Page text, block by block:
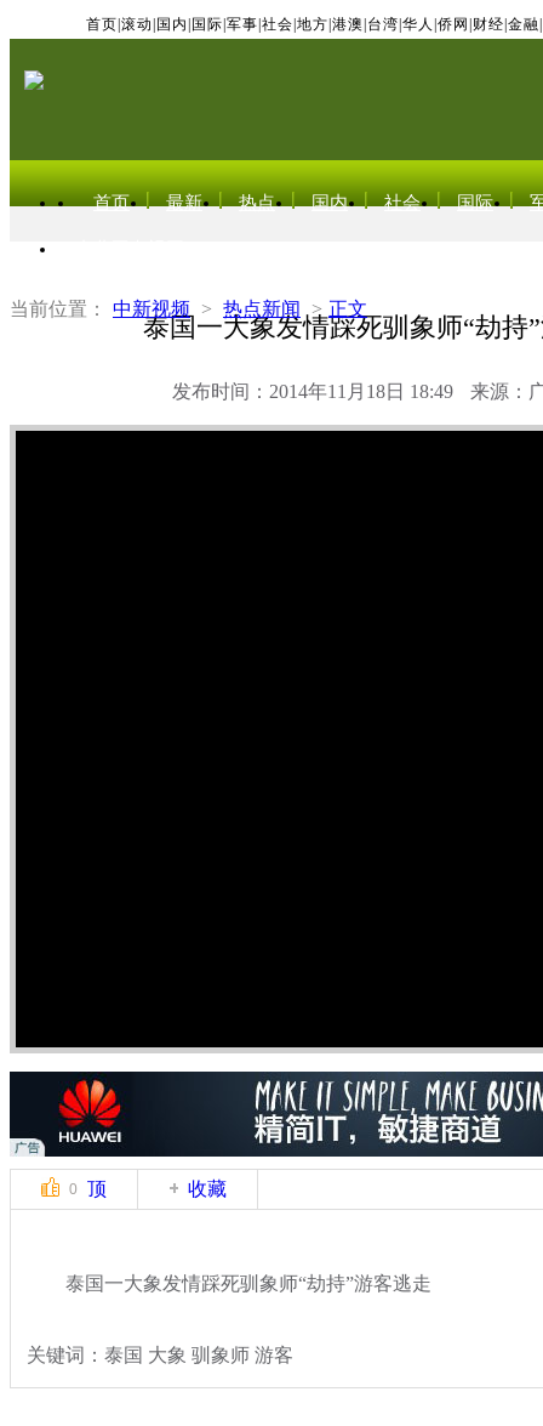
首页 滚动 国内 国际 军事 社会 地方 港澳 台湾 华人 侨网 财经 金融
首页 最新 热点 国内 社会 国际
当前位置： 中新视频 > 热点新闻 > 正文
泰国一大象发情踩死驯象师“劫持
发布时间：2014年11月18日 18:49 来源：
0 顶 收藏
泰国一大象发情踩死驯象师“劫持”游客逃走
关键词：泰国 大象 驯象师 游客